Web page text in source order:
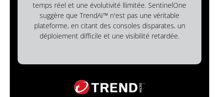
temps réel et une évolutivité llimitée. SentinelOne
suggère que TrendAI™ n'est pas une véritable
plateforme, en citant des consoles disparates, un
déploiement difficile et une visibilité retardée.